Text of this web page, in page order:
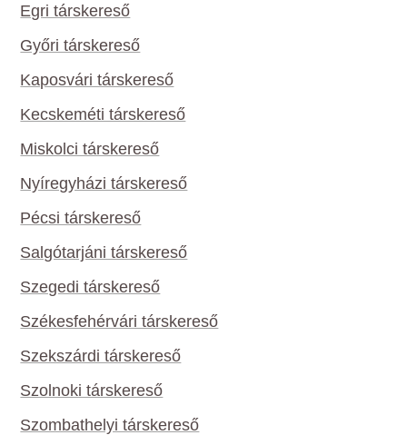
Egri társkereső
Győri társkereső
Kaposvári társkereső
Kecskeméti társkereső
Miskolci társkereső
Nyíregyházi társkereső
Pécsi társkereső
Salgótarjáni társkereső
Szegedi társkereső
Székesfehérvári társkereső
Szekszárdi társkereső
Szolnoki társkereső
Szombathelyi társkereső